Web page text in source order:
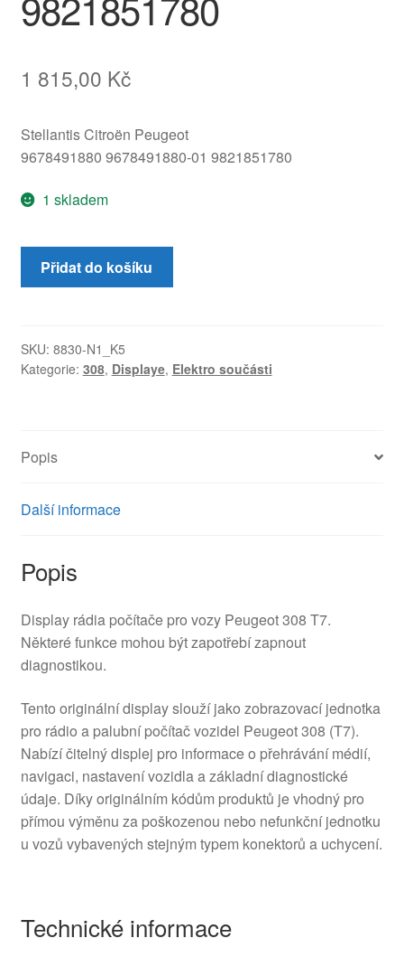
1 815,00 Kč
Stellantis Citroën Peugeot
9678491880 9678491880-01 9821851780
1 skladem
Displej
rádia
Peugeot
9678491880
Přidat do košíku
SKU: 8830-N1_K5
Kategorie: 308, Displaye, Elektro součásti
Popis
Další informace
Popis
Display rádia počítače pro vozy Peugeot 308 T7.
Některé funkce mohou být zapotřebí zapnout
diagnostikou.
Tento originální display slouží jako zobrazovací jednotka
pro rádio a palubní počítač vozidel Peugeot 308 (T7).
Nabízí čitelný displej pro informace o přehrávání médií,
navigaci, nastavení vozidla a základní diagnostické
údaje. Díky originálním kódům produktů je vhodný pro
přímou výměnu za poškozenou nebo nefunkční jednotku
u vozů vybavených stejným typem konektorů a uchycení.
Technické informace